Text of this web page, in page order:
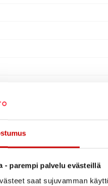
- parempi palvelu evästeillä
saat sujuvamman